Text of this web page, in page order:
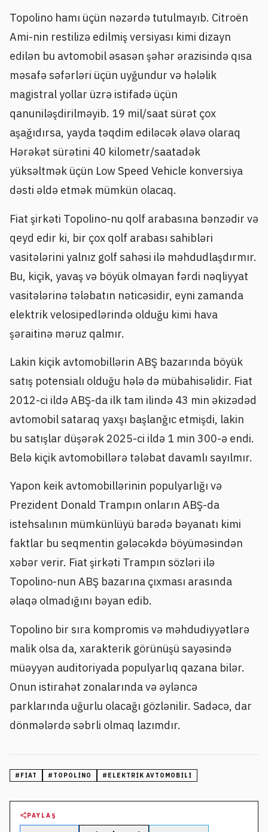
Topolino hamı üçün nəzərdə tutulmayıb. Citroën
Ami-nin restilizə edilmiş versiyası kimi dizayn
edilən bu avtomobil əsasən şəhər ərazisində qısa
məsafə səfərləri üçün uyğundur və hələlik
magistral yollar üzrə istifadə üçün
qanuniləşdirilməyib. 19 mil/saat sürət çox
aşağıdırsa, yayda təqdim ediləcək əlavə olaraq
Hərəkət sürətini 40 kilometr/saatadək
yüksəltmək üçün Low Speed Vehicle konversiya
dəsti əldə etmək mümkün olacaq.
Fiat şirkəti Topolino-nu qolf arabasına bənzədir və
qeyd edir ki, bir çox qolf arabası sahibləri
vasitələrini yalnız golf sahəsi ilə məhdudlaşdırmır.
Bu, kiçik, yavaş və böyük olmayan fərdi nəqliyyat
vasitələrinə tələbatın nəticəsidir, eyni zamanda
elektrik velosipedlərində olduğu kimi hava
şəraitinə məruz qalmır.
Lakin kiçik avtomobillərin ABŞ bazarında böyük
satış potensialı olduğu hələ də mübahisəlidir. Fiat
2012-ci ildə ABŞ-da ilk tam ilində 43 min əkizədəd
avtomobil sataraq yaxşı başlanğıc etmişdi, lakin
bu satışlar düşərək 2025-ci ildə 1 min 300-ə endi.
Belə kiçik avtomobillərə tələbat davamlı sayılmır.
Yapon keik avtomobillərinin populyarlığı və
Prezident Donald Trampın onların ABŞ-da
istehsalının mümkünlüyü barədə bəyanatı kimi
faktlar bu seqmentin gələcəkdə böyüməsindən
xəbər verir. Fiat şirkəti Trampın sözləri ilə
Topolino-nun ABŞ bazarına çıxması arasında
əlaqə olmadığını bəyan edib.
Topolino bir sıra kompromis və məhdudiyyətlərə
malik olsa da, xarakterik görünüşü sayəsində
müəyyən auditoriyada populyarlıq qazana bilər.
Onun istirahət zonalarında və əyləncə
parklarında uğurlu olacağı gözlənilir. Sadəcə, dar
dönmələrdə səbrli olmaq lazımdır.
# FIAT # TOPOLINO # ELEKTRIK AVTOMOBILI
PAYLAŞ